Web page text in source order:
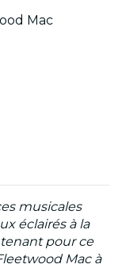
Mac
musicales
éclairés à la
pour ce
Mac à